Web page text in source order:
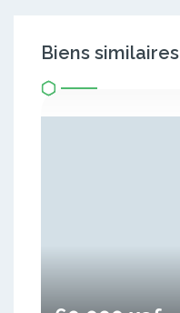
Biens similaires